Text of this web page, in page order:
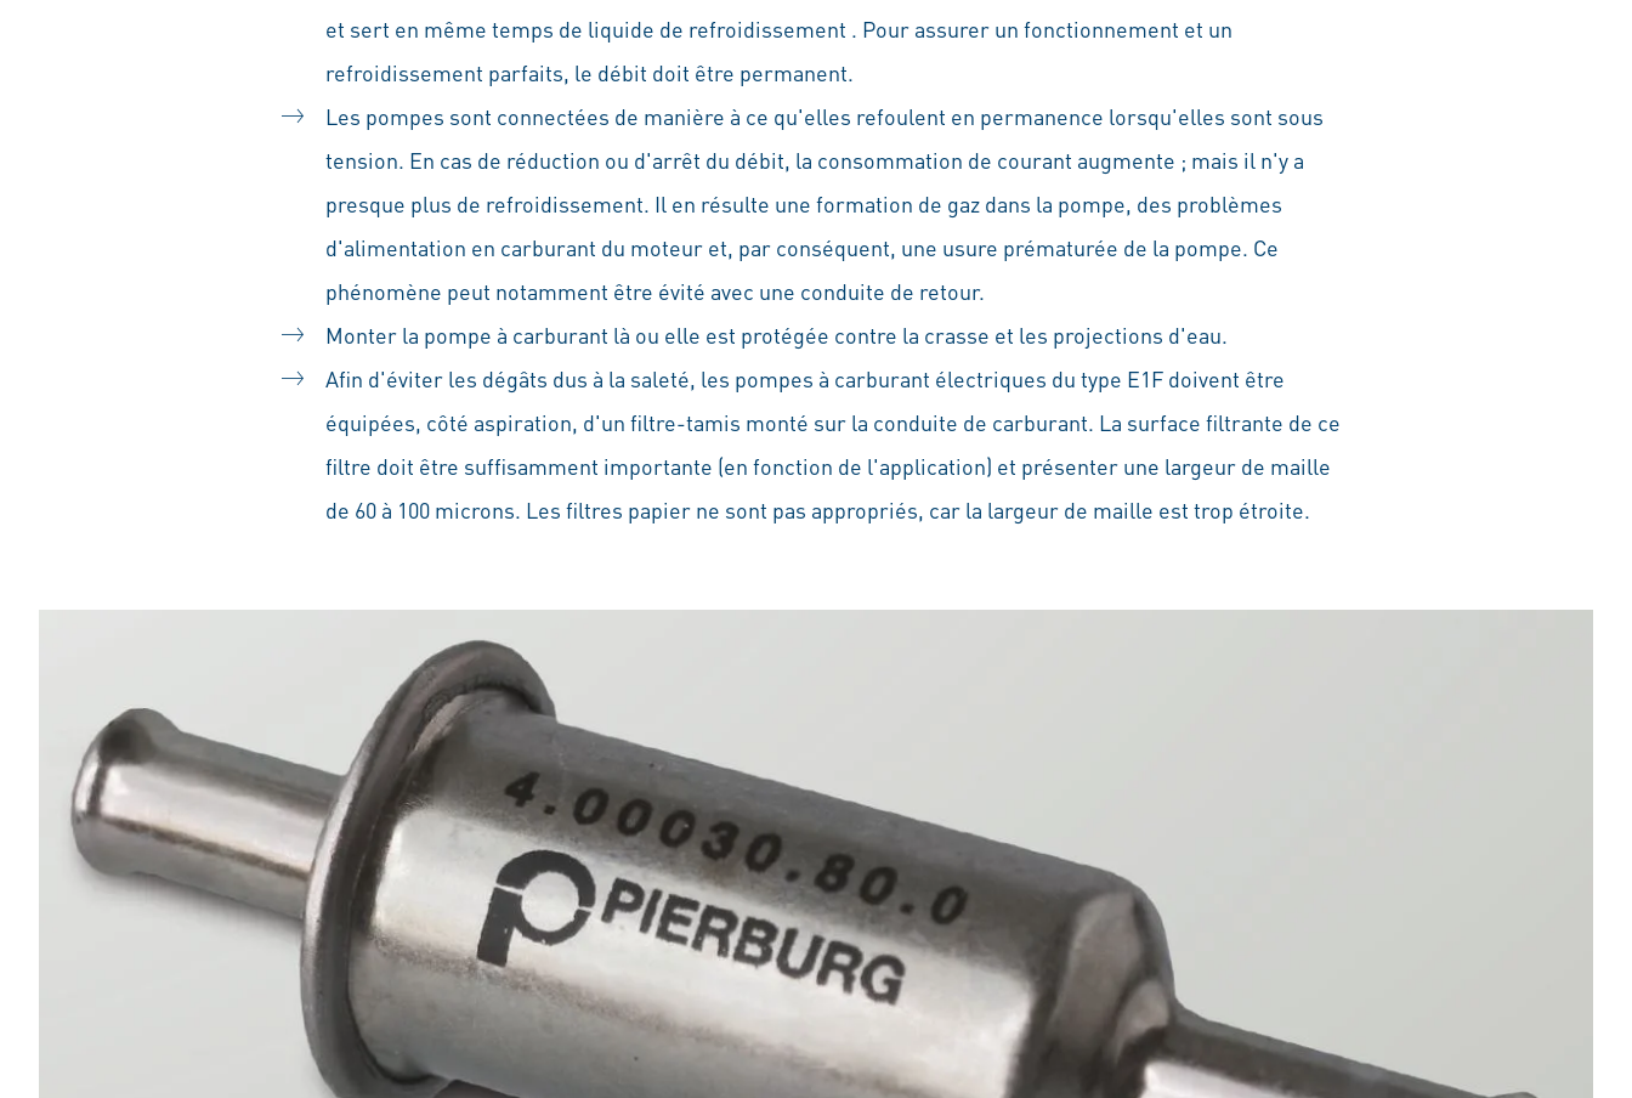
et sert en même temps de liquide de refroidissement . Pour assurer un fonctionnement et un
refroidissement parfaits, le débit doit être permanent.
Les pompes sont connectées de manière à ce qu'elles refoulent en permanence lorsqu'elles sont sous
tension. En cas de réduction ou d'arrêt du débit, la consommation de courant augmente ; mais il n'y a
presque plus de refroidissement. Il en résulte une formation de gaz dans la pompe, des problèmes
d'alimentation en carburant du moteur et, par conséquent, une usure prématurée de la pompe. Ce
phénomène peut notamment être évité avec une conduite de retour.
Monter la pompe à carburant là ou elle est protégée contre la crasse et les projections d'eau.
Afin d'éviter les dégâts dus à la saleté, les pompes à carburant électriques du type E1F doivent être
équipées, côté aspiration, d'un filtre-tamis monté sur la conduite de carburant. La surface filtrante de ce
filtre doit être suffisamment importante (en fonction de l'application) et présenter une largeur de maille
de 60 à 100 microns. Les filtres papier ne sont pas appropriés, car la largeur de maille est trop étroite.